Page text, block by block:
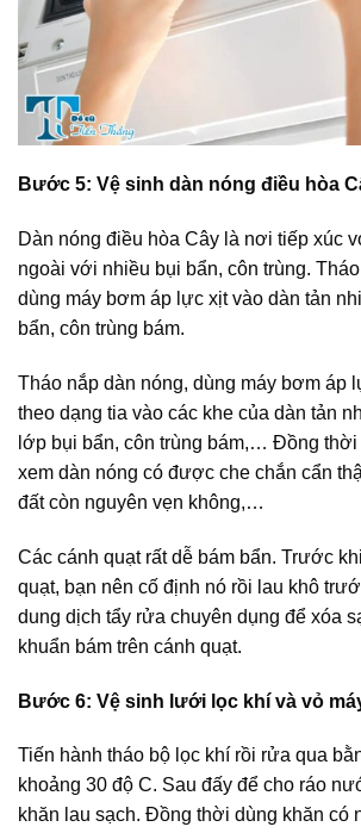
Bước 5: Vệ sinh dàn nóng điều hòa
Dàn nóng điều hòa Cây là nơi tiếp xúc
ngoài với nhiều bụi bẩn, côn trùng.
dùng máy bơm áp lực xịt vào dàn tản
bẩn, côn trùng bám.
Tháo nắp dàn nóng, dùng máy bơm áp
theo dạng tia vào các khe của dàn tản
lớp bụi bẩn, côn trùng bám,… Đồng thời
xem dàn nóng có được che chắn cẩn
đất còn nguyên vẹn không,…
Các cánh quạt rất dễ bám bẩn. Trước
quạt, bạn nên cố định nó rồi lau khô
dung dịch tẩy rửa chuyên dụng để xóa
khuẩn bám trên cánh quạt.
Bước 6: Vệ sinh lưới lọc khí và vỏ
Tiến hành tháo bộ lọc khí rồi rửa qua
khoảng 30 độ C. Sau đấy để cho ráo
khăn lau sạch. Đồng thời dùng khăn có